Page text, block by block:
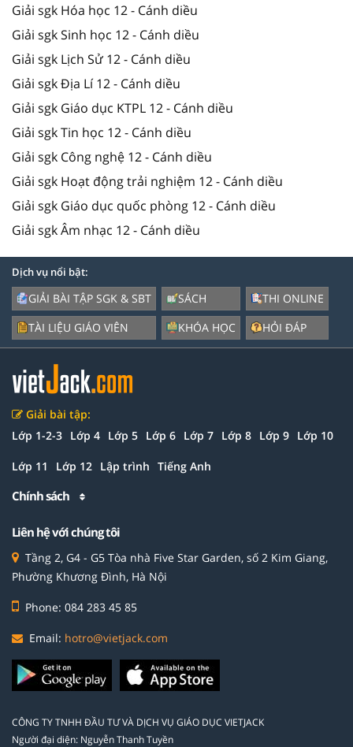
Giải sgk Hóa học 12 - Cánh diều
Giải sgk Sinh học 12 - Cánh diều
Giải sgk Lịch Sử 12 - Cánh diều
Giải sgk Địa Lí 12 - Cánh diều
Giải sgk Giáo dục KTPL 12 - Cánh diều
Giải sgk Tin học 12 - Cánh diều
Giải sgk Công nghệ 12 - Cánh diều
Giải sgk Hoạt động trải nghiệm 12 - Cánh diều
Giải sgk Giáo dục quốc phòng 12 - Cánh diều
Giải sgk Âm nhạc 12 - Cánh diều
Dịch vụ nổi bật:
GIẢI BÀI TẬP SGK & SBT
TÀI LIỆU GIÁO VIÊN
SÁCH
KHÓA HỌC
THI ONLINE
HỎI ĐÁP
Giải bài tập:
Lớp 1-2-3 Lớp 4 Lớp 5 Lớp 6 Lớp 7 Lớp 8 Lớp 9 Lớp 10
Lớp 11 Lớp 12 Lập trình Tiếng Anh
Chính sách
Liên hệ với chúng tôi
Tầng 2, G4 - G5 Tòa nhà Five Star Garden, số 2 Kim Giang,
Phường Khương Đình, Hà Nội
Phone: 084 283 45 85
Email: hotro@vietjack.com
CÔNG TY TNHH ĐẦU TƯ VÀ DỊCH VỤ GIÁO DỤC VIETJACK
Người đại diện: Nguyễn Thanh Tuyền